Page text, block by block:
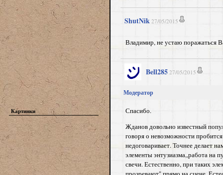
Картинки
ShutNik 27/05/2015
Владимир, не устаю поражаться
Bell285 27/05/2015
Модератор
Спасибо.
Жданов довольно известный
говоря о невозможности
недоговаривает. Точнее делает
элементы энтузиазма,,работа на
свечи. Естественно, при таких